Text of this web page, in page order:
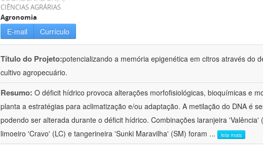
CIÊNCIAS AGRÁRIAS
Agronomia
E-mail Currículo
Título do Projeto:potencializando a memória epigenética em citros através do
cultivo agropecuário.
Resumo: O déficit hídrico provoca alterações morfofisiológicas, bioquímicas e
planta a estratégias para aclimatização e/ou adaptação. A metilação do DNA é
podendo ser alterada durante o déficit hídrico. Combinações laranjeira 'Valência'
limoeiro 'Cravo' (LC) e tangerineira 'Sunki Maravilha' (SM) foram ... leia mais